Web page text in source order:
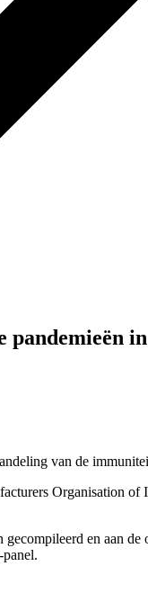
van de
Organisation of
en aan de